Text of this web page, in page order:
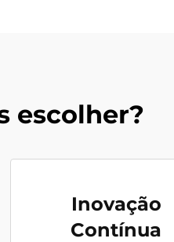
escolher?
Inovação
Contínua